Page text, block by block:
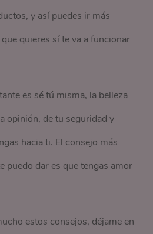
y así puedes ir más
quieres sí te va a funcionar
es sé tú misma, la belleza
opinión, de tu seguridad y
hacia ti. El consejo más
puedo dar es que tengas amor
estos consejos, déjame en